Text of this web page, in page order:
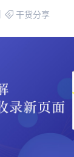
干货分享